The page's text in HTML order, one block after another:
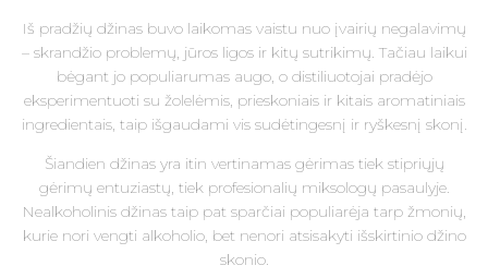
Iš pradžių džinas buvo laikomas vaistu nuo įvairių negalavimų
– skrandžio problemų, jūros ligos ir kitų sutrikimų. Tačiau laikui
bėgant jo populiarumas augo, o distiliuotojai pradėjo
eksperimentuoti su žolelėmis, prieskoniais ir kitais aromatiniais
ingredientais, taip išgaudami vis sudėtingesnį ir ryškesnį skonį.
Šiandien džinas yra itin vertinamas gėrimas tiek stipriųjų
gėrimų entuziastų, tiek profesionalių miksologų pasaulyje.
Nealkoholinis džinas taip pat sparčiai populiarėja tarp žmonių,
kurie nori vengti alkoholio, bet nenori atsisakyti išskirtinio džino
skonio.